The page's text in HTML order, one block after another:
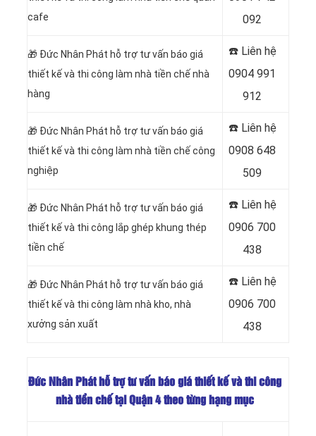
cafe
092
🎁 Đức Nhân Phát hỗ trợ tư vấn báo giá
thiết kế và thi công làm nhà tiền chế nhà
hàng
☎️ Liên hệ
0904 991
912
🎁 Đức Nhân Phát hỗ trợ tư vấn báo giá
thiết kế và thi công làm nhà tiền chế công
nghiệp
☎️ Liên hệ
0908 648
509
🎁 Đức Nhân Phát hỗ trợ tư vấn báo giá
thiết kế và thi công lắp ghép khung thép
tiền chế
☎️ Liên hệ
0906 700
438
🎁 Đức Nhân Phát hỗ trợ tư vấn báo giá
thiết kế và thi công làm nhà kho, nhà
xưởng sản xuất
☎️ Liên hệ
0906 700
438
Đức Nhân Phát hỗ trợ tư vấn báo giá thiết kế và thi công
nhà tiền chế tại Quận 4 theo từng hạng mục